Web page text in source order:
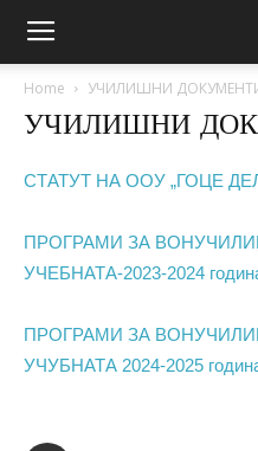
Home УЧИЛИШНИ
УЧИЛИШНИ
СТАТУТ НА ООУ „ГОЦЕ
ПРОГРАМИ ЗА
УЧЕБНАТА-2023-2024
ПРОГРАМИ ЗА
УЧУБНАТА 2024-2025